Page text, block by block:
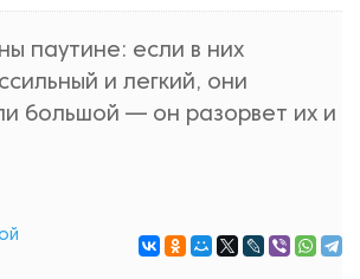
паутине: если в них
и легкий, они
большой — он разорвет их и